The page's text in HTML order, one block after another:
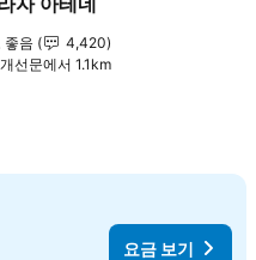
찾기에 추가
좋음
4,420
선문에서 1.1km
요금 보기